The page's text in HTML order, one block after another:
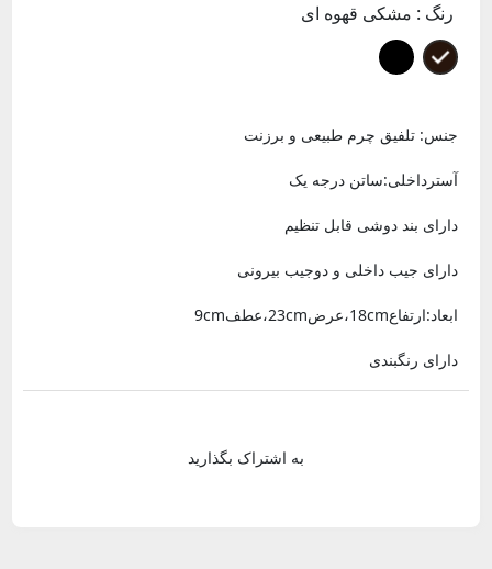
رنگ : مشکی قهوه ای
جنس: تلفیق چرم طبیعی و برزنت
آسترداخلی:ساتن درجه یک
دارای بند دوشی قابل تنظیم
دارای جیب داخلی و دوجیب بیرونی
ابعاد:ارتفاع18cm،عرض23cm،عطف9cm
دارای رنگبندی
به اشتراک بگذارید